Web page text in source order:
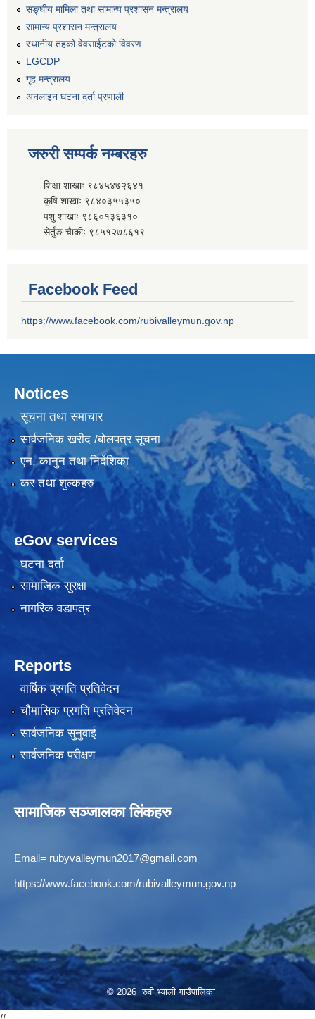
सङ्‍घीय मामिला तथा सामान्य प्रशासन मन्त्रालय
सामान्य प्रशासन मन्त्रालय
स्थानीय तहको वेवसाईटको विवरण
LGCDP
गृह मन्त्रालय
अनलाइन घटना दर्ता प्रणाली
जरुरी सम्पर्क नम्बरहरु
शिक्षा शाखाः ९८४५४७२६४१
कृषि शाखाः ९८४०३५५३५०
पशु शाखाः ९८६०१३६३१०
सेर्तुङ चैाकीः ९८५१२७८६१९
Facebook Feed
https://www.facebook.com/rubivalleymun.gov.np
Notices
सूचना तथा समाचार
सार्वजनिक खरीद /बोलपत्र सूचना
एन, कानुन तथा निर्देशिका
कर तथा शुल्कहरु
eGov services
घटना दर्ता
सामाजिक सुरक्षा
नागरिक वडापत्र
Reports
वार्षिक प्रगति प्रतिवेदन
चौमासिक प्रगति प्रतिवेदन
सार्वजनिक सुनुवाई
सार्वजनिक परीक्षण
सामाजिक सञ्जालका लिंकहरु
Email= rubyvalleymun2017@gmail.com
https://www.facebook.com/rubivalleymun.gov.np
© 2026 रुवी भ्याली गाउँपालिका